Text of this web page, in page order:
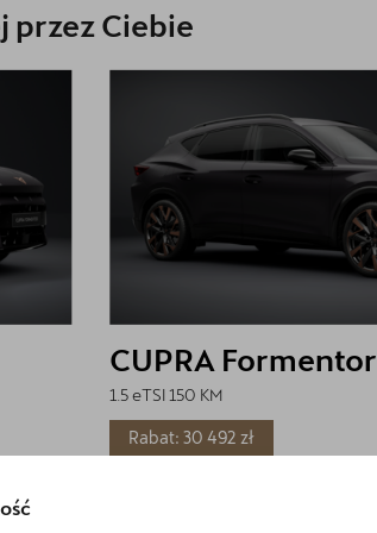
przez Ciebie
CUPRA Formentor
1.5 eTSI 150 KM
Rabat: 30 492 zł